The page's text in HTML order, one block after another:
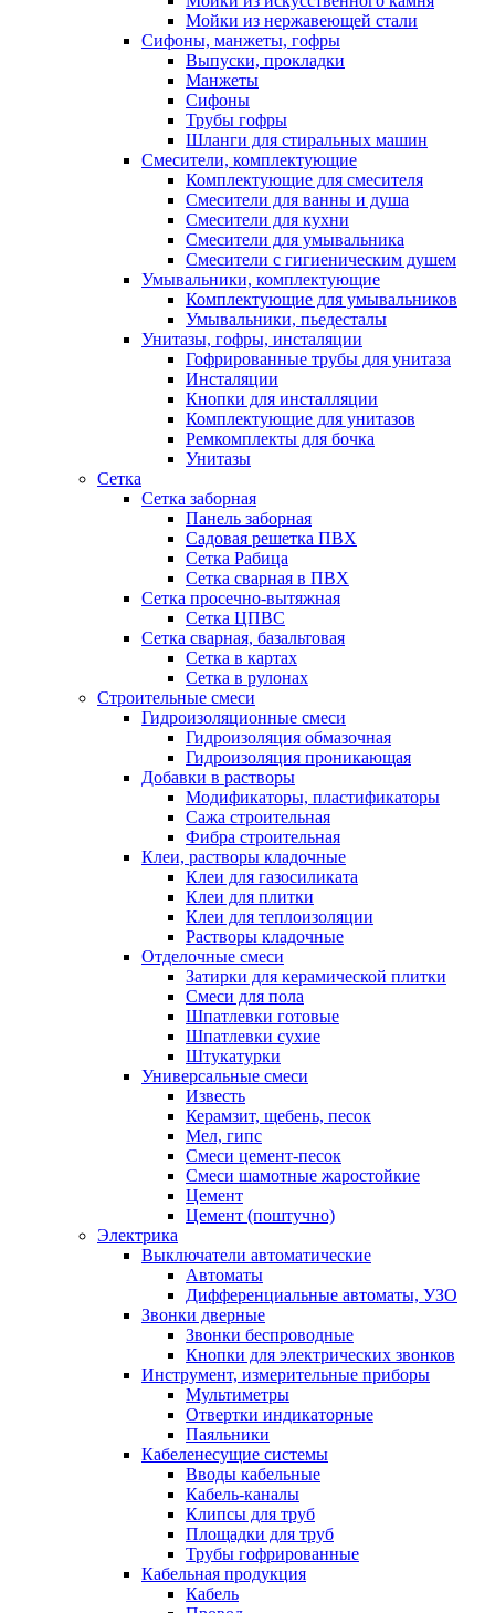
Мойки из нержавеющей стали
Сифоны, манжеты, гофры
Выпуски, прокладки
Манжеты
Сифоны
Трубы гофры
Шланги для стиральных машин
Смесители, комплектующие
Комплектующие для смесителя
Смесители для ванны и душа
Смесители для кухни
Смесители для умывальника
Смесители с гигиеническим душем
Умывальники, комплектующие
Комплектующие для умывальников
Умывальники, пьедесталы
Унитазы, гофры, инсталяции
Гофрированные трубы для унитаза
Инсталяции
Кнопки для инсталляции
Комплектующие для унитазов
Ремкомплекты для бочка
Унитазы
Сетка
Сетка заборная
Панель заборная
Садовая решетка ПВХ
Сетка Рабица
Сетка сварная в ПВХ
Сетка просечно-вытяжная
Сетка ЦПВС
Сетка сварная, базальтовая
Сетка в картах
Сетка в рулонах
Строительные смеси
Гидроизоляционные смеси
Гидроизоляция обмазочная
Гидроизоляция проникающая
Добавки в растворы
Модификаторы, пластификаторы
Сажа строительная
Фибра строительная
Клеи, растворы кладочные
Клеи для газосиликата
Клеи для плитки
Клеи для теплоизоляции
Растворы кладочные
Отделочные смеси
Затирки для керамической плитки
Смеси для пола
Шпатлевки готовые
Шпатлевки сухие
Штукатурки
Универсальные смеси
Известь
Керамзит, щебень, песок
Мел, гипс
Смеси цемент-песок
Смеси шамотные жаростойкие
Цемент
Цемент (поштучно)
Электрика
Выключатели автоматические
Автоматы
Дифференциальные автоматы, УЗО
Звонки дверные
Звонки беспроводные
Кнопки для электрических звонков
Инструмент, измерительные приборы
Мультиметры
Отвертки индикаторные
Паяльники
Кабеленесущие системы
Вводы кабельные
Кабель-каналы
Клипсы для труб
Площадки для труб
Трубы гофрированные
Кабельная продукция
Кабель